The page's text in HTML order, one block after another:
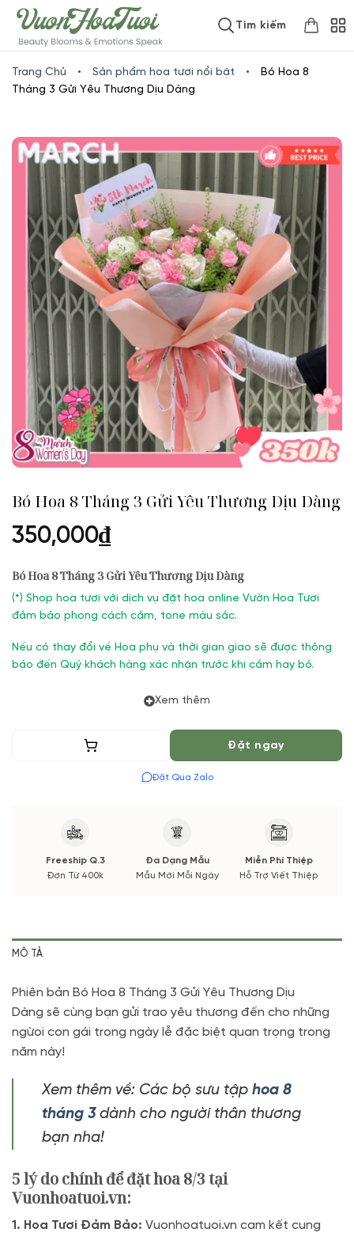
www.vuonhoatuoi.vnSkip
to
content
Tìm kiếm
Trang Chủ • Sản phẩm hoa tươi nổi bật •
Bó Hoa 8
Tháng 3 Gửi Yêu Thương Dịu Dàng
Bó Hoa 8 Tháng 3 Gửi Yêu Thương Dịu Dàng
350,000₫
Bó Hoa 8 Tháng 3 Gửi Yêu Thương Dịu Dàng
(*) Shop hoa tươi với dịch vụ đặt hoa online Vườn Hoa Tươi
đảm bảo phong cách cắm, tone màu sắc.
Nếu có thay đổi về Hoa phụ và thời gian giao sẽ được thông
báo đến Quý khách hàng xác nhận trước khi cắm hay bó.
Xem thêm
Thêm vào giỏ Đặt ngay
Đặt Qua Zalo
Freeship Q.3
Đơn Từ 400k
Đa Dạng Mẫu
Mẫu Mới Mỗi Ngày
Miễn Phí Thiệp
Hỗ Trợ Viết Thiệp
MÔ TẢ
Phiên bản Bó Hoa 8 Tháng 3 Gửi Yêu Thương Dịu
Dàng sẽ cùng bạn gửi trao yêu thương đến cho những
ngừoi con gái trong ngày lễ đặc biệt quan trọng trong
năm này!
Xem thêm về: Các bộ sưu tập hoa 8
tháng 3dành cho người thân thương
bạn nha!
5 lý do chính để đặt hoa 8/3 tại
Vuonhoatuoi.vn:
1. Hoa Tươi Đảm Bảo: Vuonhoatuoi.vn cam kết cung